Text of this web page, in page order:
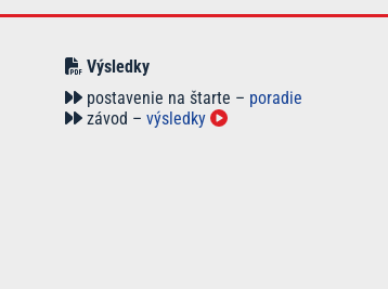
Výsledky
postavenie na štarte – poradie
závod – výsledky